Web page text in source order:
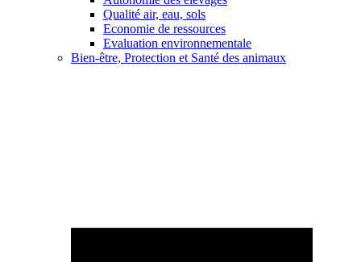
Qualité air, eau, sols
Economie de ressources
Evaluation environnementale
Bien-être, Protection et Santé des animaux